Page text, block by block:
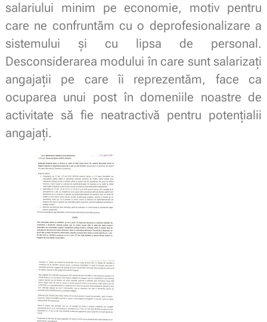
salariului minim pe economie, motiv pentru
care ne confruntăm cu o deprofesionalizare a
sistemului şi cu lipsa de personal.
Desconsiderarea modului în care sunt salarizaţi
angajaţii pe care îi reprezentăm, face ca
ocuparea unui post în domeniile noastre de
activitate să fie neatractivă pentru potenţialii
angajaţi.